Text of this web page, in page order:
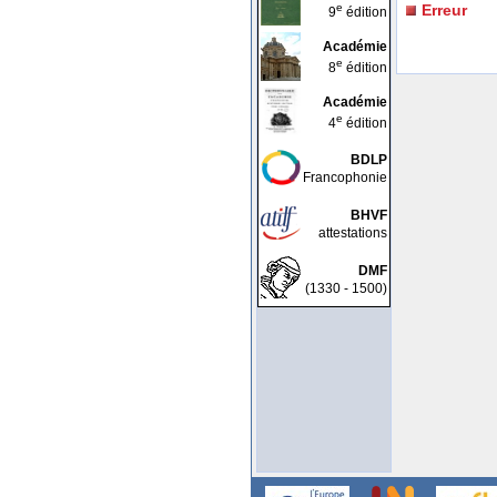
9e édition
Académie
8e édition
Académie
4e édition
BDLP
Francophonie
BHVF
attestations
DMF
(1330 - 1500)
Erreur